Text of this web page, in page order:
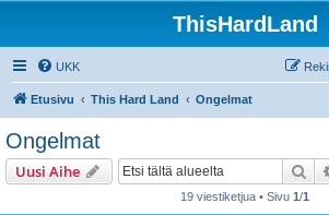
ThisHardLand
UKK
Etusivu This Hard Land Ongelmat
Ongelmat
Uusi Aihe
19 viestiketjua • Sivu 1/1